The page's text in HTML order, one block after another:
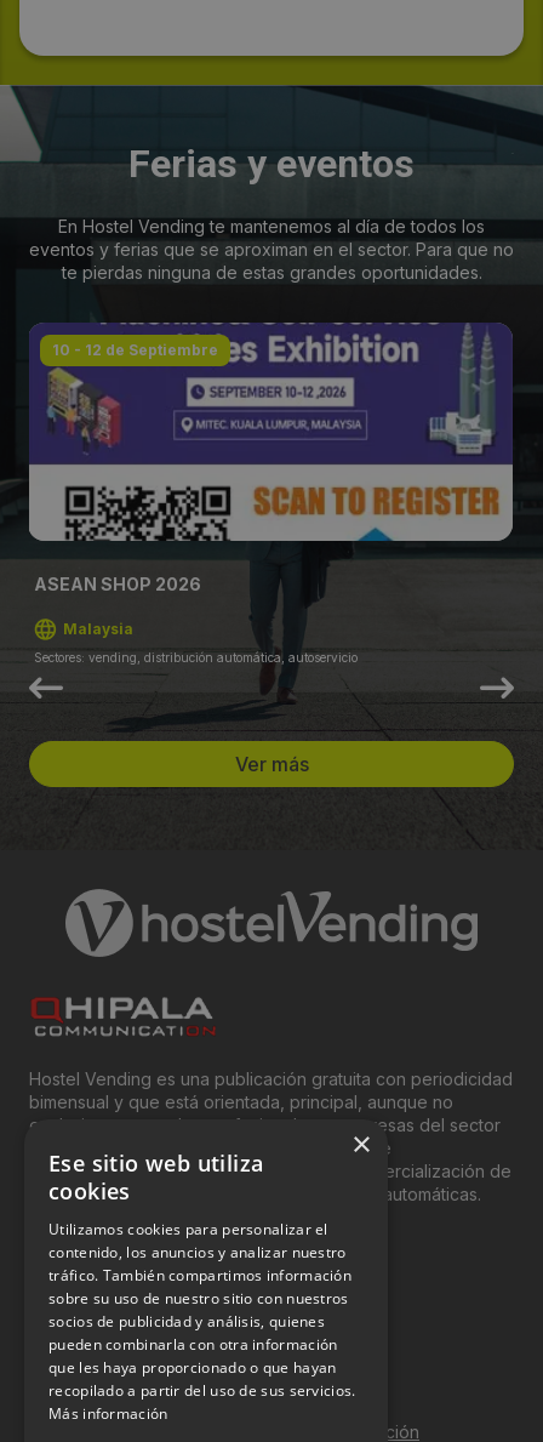
Ferias y eventos
En Hostel Vending te mantenemos al día de todos los
eventos y ferias que se aproximan en el sector. Para que no
te pierdas ninguna de estas grandes oportunidades.
10 - 12 de Septiembre
ASEAN SHOP 2026
Malaysia
Sectores: vending, distribución automática, autoservicio
Ver más
Hostel Vending es una publicación gratuita con periodicidad
bimensual y que está orientada, principal, aunque no
exclusivamente, a los profesionales y empresas del sector
del “Vending”; nombre con el que se conoce
genéricamente entre profesionales a la comercialización de
productos y servicios a través de máquinas automáticas.
INFORMACIÓN LEGAL
Aviso Legal
Política de Privacidad
Política de Cookies
Política de calidad y seguridad de la información
×
Ese sitio web utiliza
cookies
Utilizamos cookies para personalizar el
contenido, los anuncios y analizar nuestro
tráfico. También compartimos información
sobre su uso de nuestro sitio con nuestros
socios de publicidad y análisis, quienes
pueden combinarla con otra información
que les haya proporcionado o que hayan
recopilado a partir del uso de sus servicios.
Más información